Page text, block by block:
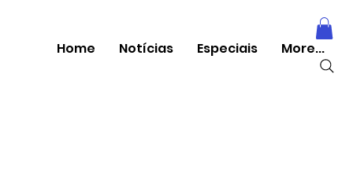
Home Notícias Especiais More...